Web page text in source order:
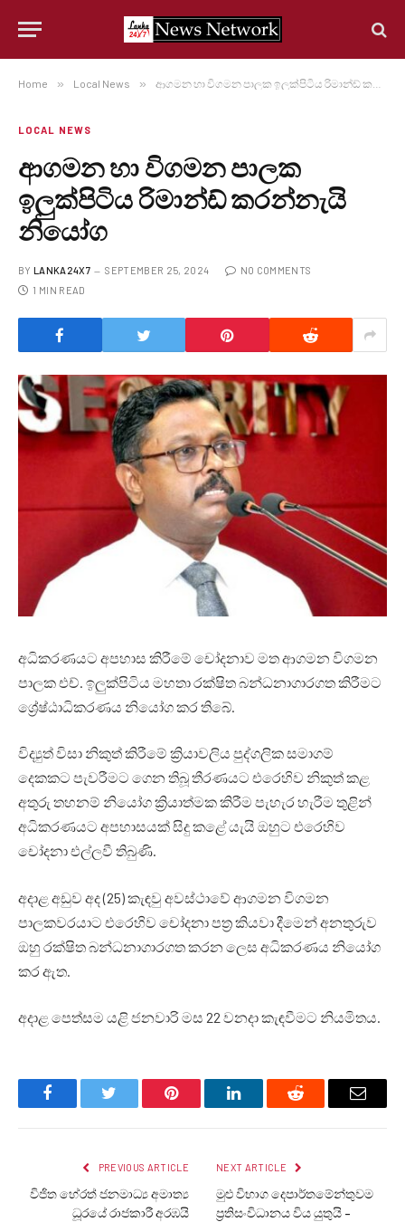
Home » Local News » ආගමන හා විගමන පාලක ඉලුක්පිටිය රිමාන්ඩ් කරන්නැයි නියෝග
LOCAL NEWS
ආගමන හා විගමන පාලක
ඉලුක්පිටිය රිමාන්ඩ් කරන්නැයි
නියෝග
BY LANKA24X7 SEPTEMBER 25, 2024
NO COMMENTS
1 MIN READ
අධිකරණයට අපහාස කිරීමේ චෝදනාව මත ආගමන විගමන
පාලක එච්. ඉලුක්පිටිය මහතා රක්ෂිත බන්ධනාගාරගත කිරීමට
ශ්‍රේෂ්ඨාධිකරණය නියෝග කර තිබේ.
විද්‍යුත් විසා නිකුත් කිරීමේ ක්‍රියාවලිය පුද්ගලික සමාගම්
දෙකකට පැවරීමට ගෙන තිබූ තීරණයට එරෙහිව නිකුත් කළ
අතුරු තහනම් නියෝග ක්‍රියාත්මක කිරීම පැහැර හැරීම තුළින්
අධිකරණයට අපහාසයක් සිදු කළේ යැයි ඔහුට එරෙහිව
චෝදනා එල්ලවී තිබුණි.
අදාළ අඩුව අද (25) කැඳවු අවස්ථාවේ ආගමන විගමන
පාලකවරයාට එරෙහිව චෝදනා පත්‍ර කියවා දීමෙන් අනතුරුව
ඔහු රක්ෂිත බන්ධනාගාරගත කරන ලෙස අධිකරණය නියෝග
කර ඇත.
අදාළ පෙත්සම යළි ජනවාරි මස 22 වනදා කැඳවීමට නියමිතය.
FacebookTwitter Pinterest LinkedInReddit Email
PREVIOUS ARTICLE
විජිත හේරත් ජනමාධ්‍ය අමාත්‍ය
ධූරයේ රාජකාරී අරඹයි
NEXT ARTICLE
මුළු විභාග දෙපාර්තමේන්තුවම
ප්‍රතිසංවිධානය විය යුතුයි –